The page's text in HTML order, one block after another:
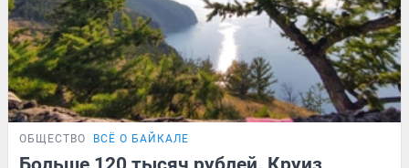
ОБЩЕСТВО ВСЁ О БАЙКАЛЕ